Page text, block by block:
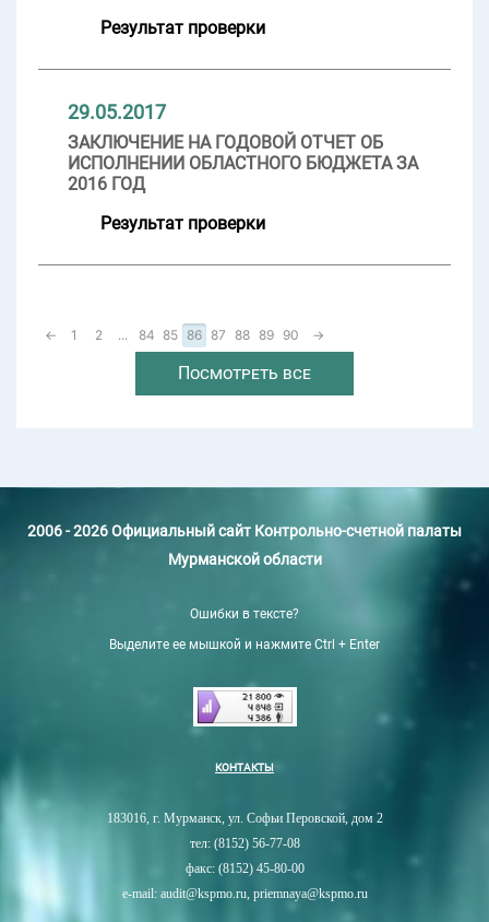
Результат проверки
29.05.2017
ЗАКЛЮЧЕНИЕ НА ГОДОВОЙ ОТЧЕТ ОБ
ИСПОЛНЕНИИ ОБЛАСТНОГО БЮДЖЕТА ЗА
2016 ГОД
Результат проверки
← 1 2 ... 84 85 86 87 88 89 90 →
Посмотреть все
2006 - 2026 Официальный сайт Контрольно-счетной палаты
Мурманской области
Ошибки в тексте?
Выделите ее мышкой и нажмите Ctrl + Enter
КОНТАКТЫ
183016, г. Мурманск, ул. Софьи Перовской, дом 2
тел: (8152) 56-77-08
факс: (8152) 45-80-00
e-mail: audit@kspmo.ru, priemnaya@kspmo.ru